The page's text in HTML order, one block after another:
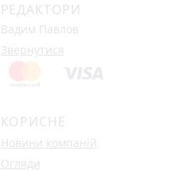
РЕДАКТОРИ
Вадим Павлов
Звернутися
КОРИСНЕ
Новини компаній
Огляди